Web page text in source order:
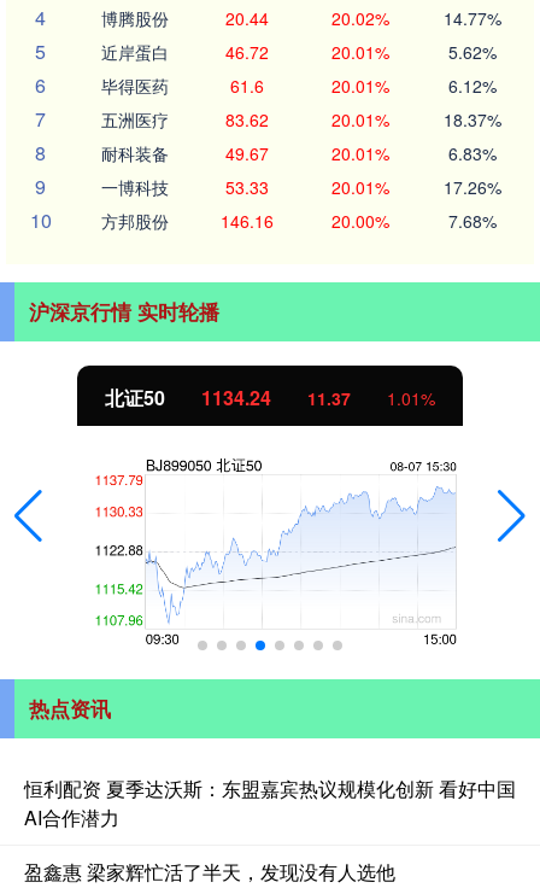
4 博腾股份 20.44 20.02% 14.77%
5 近岸蛋白 46.72 20.01% 5.62%
6 毕得医药 61.6 20.01% 6.12%
7 五洲医疗 83.62 20.01% 18.37%
8 耐科装备 49.67 20.01% 6.83%
9 一博科技 53.33 20.01% 17.26%
10 方邦股份 146.16 20.00% 7.68%
沪深京行情 实时轮播
北证50 1134.24 11.37 1.01%
热点资讯
恒利配资 夏季达沃斯：东盟嘉宾热议规模化创新 看好中国
AI合作潜力
盈鑫惠 梁家辉忙活了半天，发现没有人选他